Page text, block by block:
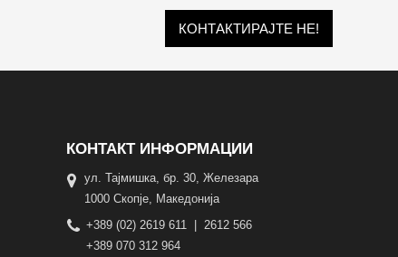
КОНТАКТИРАЈТЕ НЕ!
КОНТАКТ ИНФОРМАЦИИ
ул. Тајмишка, бр. 30, Железара
1000 Скопје, Македонија
+389 (02) 2619 611 | 2612 566
+389 070 312 964